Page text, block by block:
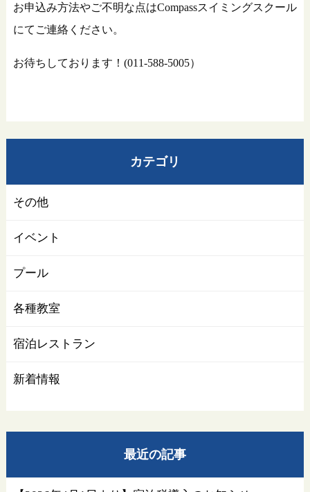
お申込み方法やご不明な点はCompassスイミングスクール
にてご連絡ください。
お待ちしております！(011-588-5005）
カテゴリ
その他
イベント
プール
各種教室
宿泊レストラン
新着情報
最近の記事